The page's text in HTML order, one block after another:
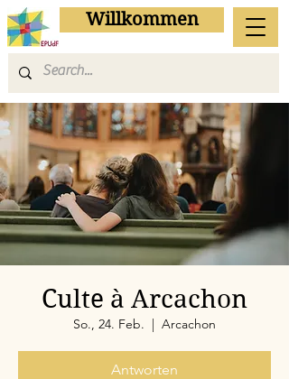
Willkommen
Culte à Arcachon
So., 24. Feb.
  |
Arcachon
Antworten